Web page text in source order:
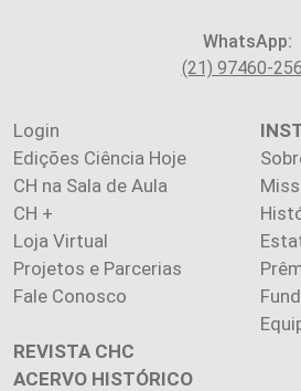
WhatsApp:
(21) 97460-
Login
Edições Ciência Hoje
CH na Sala de Aula
CH +
Loja Virtual
Projetos e Parcerias
Fale Conosco
REVISTA CHC
ACERVO HISTÓRICO